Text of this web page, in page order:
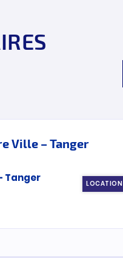
Ville – Tanger
LOCATION